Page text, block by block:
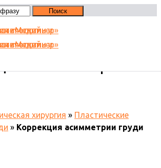
хирургия » Пластические
» Коррекция асимметрии груди